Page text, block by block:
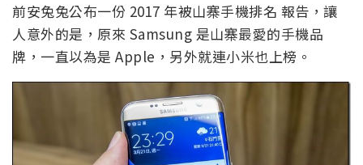
前安兔兔公布一份 2017 年被山寨手機排名 報告，讓
人意外的是，原來 Samsung 是山寨最愛的手機品
牌，一直以為是 Apple，另外就連小米也上榜。